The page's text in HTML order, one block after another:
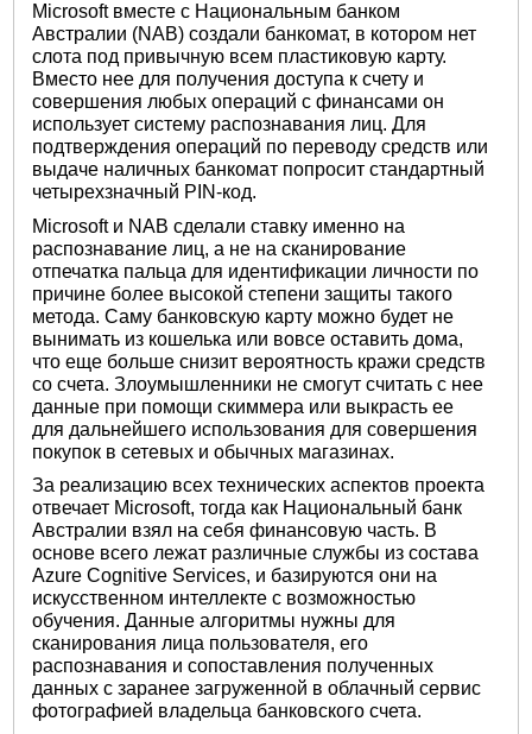
Microsoft вместе с Национальным банком
Австралии (NAB) создали банкомат, в котором нет
слота под привычную всем пластиковую карту.
Вместо нее для получения доступа к счету и
совершения любых операций с финансами он
использует систему распознавания лиц. Для
подтверждения операций по переводу средств или
выдаче наличных банкомат попросит стандартный
четырехзначный PIN-код.
Microsoft и NAB сделали ставку именно на
распознавание лиц, а не на сканирование
отпечатка пальца для идентификации личности по
причине более высокой степени защиты такого
метода. Саму банковскую карту можно будет не
вынимать из кошелька или вовсе оставить дома,
что еще больше снизит вероятность кражи средств
со счета. Злоумышленники не смогут считать с нее
данные при помощи скиммера или выкрасть ее
для дальнейшего использования для совершения
покупок в сетевых и обычных магазинах.
За реализацию всех технических аспектов проекта
отвечает Microsoft, тогда как Национальный банк
Австралии взял на себя финансовую часть. В
основе всего лежат различные службы из состава
Azure Cognitive Services, и базируются они на
искусственном интеллекте с возможностью
обучения. Данные алгоритмы нужны для
сканирования лица пользователя, его
распознавания и сопоставления полученных
данных с заранее загруженной в облачный сервис
фотографией владельца банковского счета.